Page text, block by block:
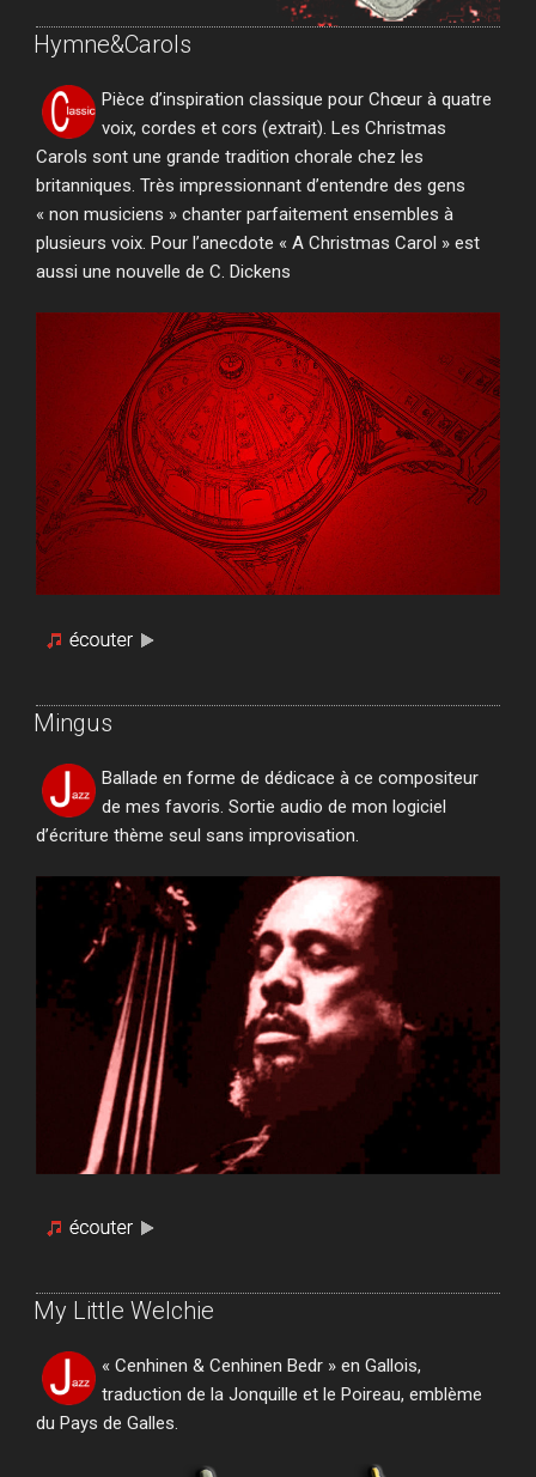
Hymne&Carols
Pièce d’inspiration classique pour Chœur à quatre
voix, cordes et cors (extrait). Les Christmas
Carols sont une grande tradition chorale chez les
britanniques. Très impressionnant d’entendre des gens
« non musiciens » chanter parfaitement ensembles à
plusieurs voix. Pour l’anecdote « A Christmas Carol » est
aussi une nouvelle de C. Dickens
Mingus
Ballade en forme de dédicace à ce compositeur
de mes favoris. Sortie audio de mon logiciel
d’écriture thème seul sans improvisation.
My Little Welchie
« Cenhinen & Cenhinen Bedr » en Gallois,
traduction de la Jonquille et le Poireau, emblème
du Pays de Galles.